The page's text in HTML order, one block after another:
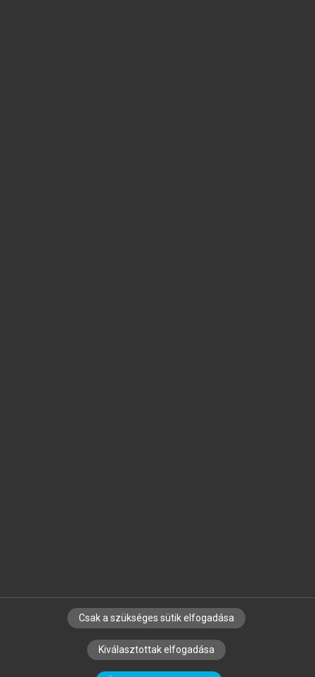
SZERZŐKNEK CÉGEKNEK KÖNYVTÁROSOKNAK
SZERKESZTÉSI ÉS LEKTORÁLÁSI ALAPELVEK
Csak a szükséges sütik elfogadása
Kiválasztottak elfogadása